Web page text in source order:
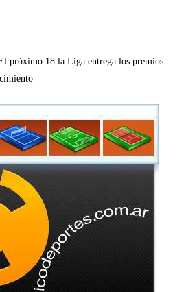
próximo 18 la Liga entrega los premios